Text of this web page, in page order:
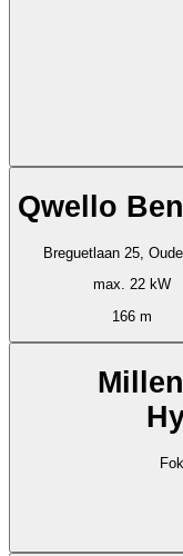
Qwello
Breguetlaan 25,
max. 22 kW
166 m